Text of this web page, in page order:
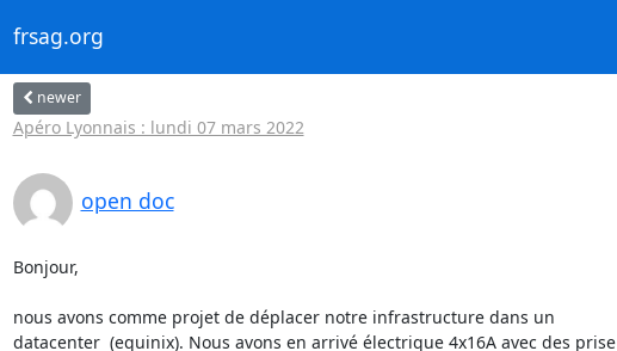
frsag.org
newer
Apéro Lyonnais : lundi 07 mars 2022
open doc
Bonjour,
nous avons comme projet de déplacer notre infrastructure dans un
datacenter  (equinix). Nous avons en arrivé électrique 4x16A avec des prise